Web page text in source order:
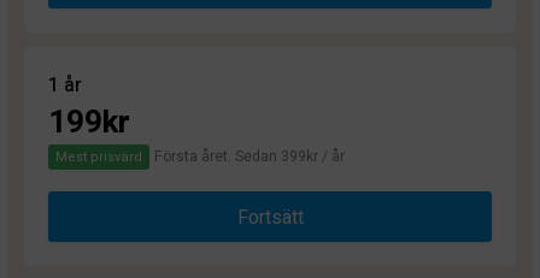
1 år
199kr
Mest prisvärd Första året. Sedan 399kr / år
Fortsätt